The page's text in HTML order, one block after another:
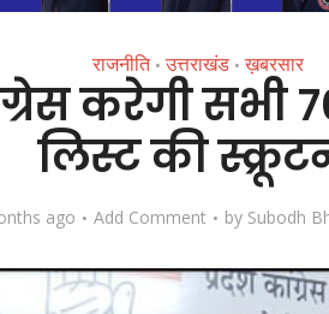
राजनीति • उत्तराखंड • ख़बरसार
करेगी सभी
लिस्ट की
ago Add Comment by Subodh